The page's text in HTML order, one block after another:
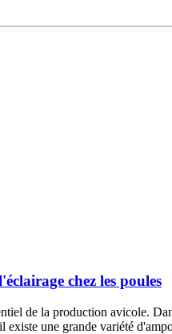
chez les poules
de la production avicole.
une grande variété